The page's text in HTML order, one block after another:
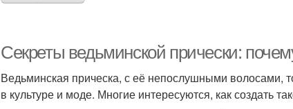
Секреты ведьминской прически:
Ведьминская прическа, с её непослушными волосами,
в культуре и моде. Многие интересуются, как создать